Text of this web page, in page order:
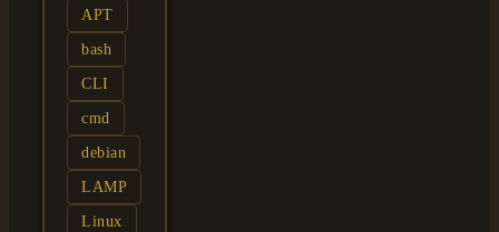
APT
bash
CLI
cmd
debian
LAMP
Linux